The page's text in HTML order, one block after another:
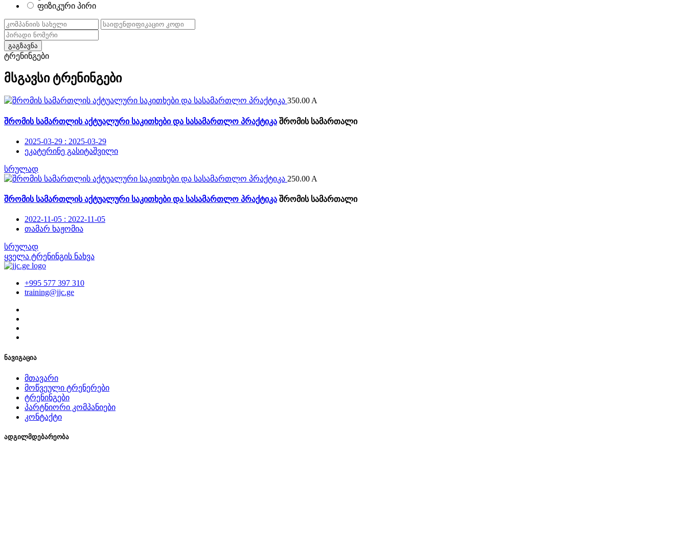
ფიზიკური პირი
გაგზავნა
ტრენინგები
მსგავსი ტრენინგები
350.00 A
შრომის სამართლის აქტუალური საკითხები და სასამართლო პრაქტიკა შრომის სამართალი
2025-03-29 : 2025-03-29
ეკატერინე გასიტაშვილი
სრულად
250.00 A
შრომის სამართლის აქტუალური საკითხები და სასამართლო პრაქტიკა შრომის სამართალი
2022-11-05 : 2022-11-05
თამარ ხაჟომია
სრულად
ყველა ტრენინგის ნახვა
+995 577 397 310
training@jjc.ge
ნავიგაცია
მთავარი
მოწვეული ტრენერები
ტრენინგები
პარტნიორი კომპანიები
კონტაქტი
ადგილმდებარეობა